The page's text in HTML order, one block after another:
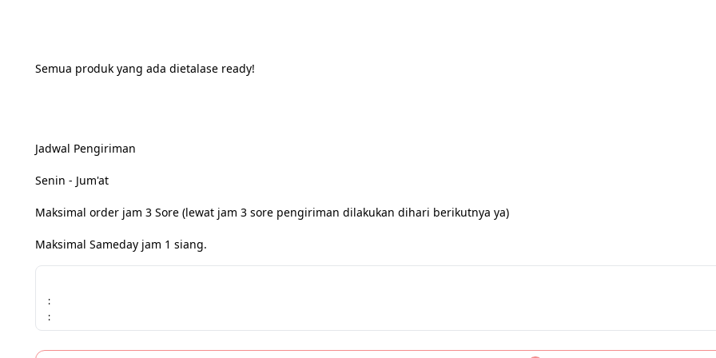
Semua produk yang ada dietalase ready!
Jadwal Pengiriman
Senin - Jum'at
Maksimal order jam 3 Sore (lewat jam 3 sore pengiriman dilakukan dihari berikutnya ya)
Maksimal Sameday jam 1 siang.
:
: